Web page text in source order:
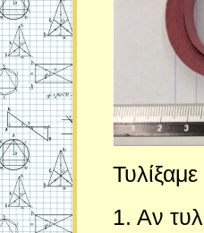
1. Αν